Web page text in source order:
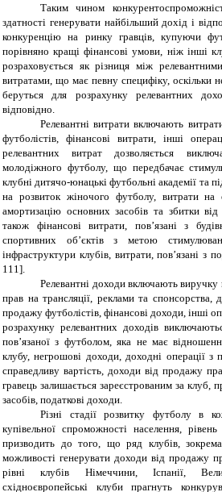
Таким чином
здатності генерувати найбільший дохід і
конкуренцію на ринку гравців, купуючи
порівняно кращі фінансові умови, ніж інші
розраховується як різниця між
витратами, що має певну специфіку, оскільки
беруться для розрахунку релевантних
відповідно.
Релевантні витрати включають
футболістів, фінансові витрати, інші
релевантних витрат дозволяється
молодіжного футболу, що передбачає
клубні дитячо-юнацькі футбольні академії та
на розвиток жіночого футболу, витрати на
амортизацію основних засобів та збитки
також фінансові витрати, пов’язані з
спортивних об’єктів з метою
інфраструктури клубів, витрати, пов’язані з
111].
Релевантні доходи включають
прав на трансляції, реклами та
продажу футболістів, фінансові доходи, інші
розрахунку релевантних доходів
пов’язаної з футболом, яка не має
клубу, негрошові доходи, доходні операції з
справедливу вартість, доходи від продажу
гравець залишається зареєстрованим за клуб,
засобів, податкові доходи.
Різні стадії розвитку футболу в
купівельної спроможності населення,
призводить до того, що ряд клубів,
можливості генерувати доходи від продажу
рівні клубів Німеччини, Іспанії,
східноєвропейські клуби прагнуть